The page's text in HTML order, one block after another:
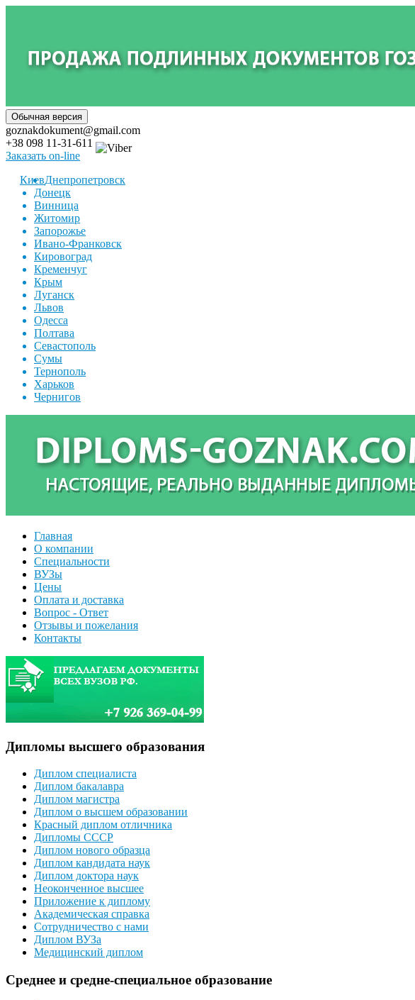
goznakdokument@gmail.com
+38 098 11-31-611
Заказать on-line
КиевДнепропетровск
Донецк
Винница
Житомир
Запорожье
Ивано-Франковск
Кировоград
Кременчуг
Крым
Луганск
Львов
Одесса
Полтава
Севастополь
Сумы
Тернополь
Харьков
Чернигов
Главная
О компании
Специальности
ВУЗы
Цены
Оплата и доставка
Вопрос - Ответ
Отзывы и пожелания
Контакты
Дипломы высшего образования
Диплом специалиста
Диплом бакалавра
Диплом магистра
Диплом о высшем образовании
Красный диплом отличника
Дипломы СССР
Диплом нового образца
Диплом кандидата наук
Диплом доктора наук
Неоконченное высшее
Приложение к диплому
Академическая справка
Сотрудничество с нами
Диплом ВУЗа
Медицинский диплом
Среднее и средне-специальное образование